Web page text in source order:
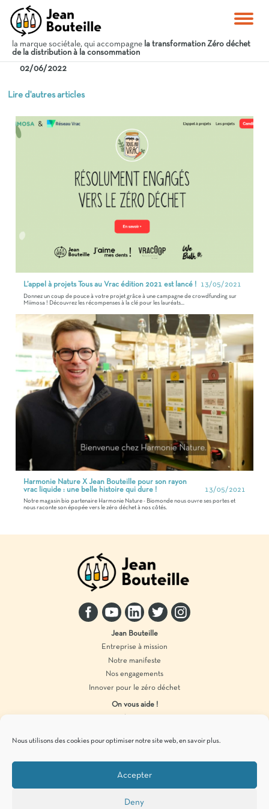
Nous utilisons des cookies pour optimiser notre site web, en savoir plus.
Accepter
Deny
la marque sociétale, qui accompagne la transformation Zéro déchet
de la distribution à la consommation
02/06/2022
Lire d'autres articles
L’appel à projets Tous au Vrac édition 2021 est lancé ! 13/05/2021
Donnez un coup de pouce à votre projet grâce à une campagne de crowdfunding sur
Miimosa ! Découvrez les récompenses à la clé pour les lauréats...
Harmonie Nature X Jean Bouteille pour son rayon
vrac liquide : une belle histoire qui dure !
13/05/2021
Notre magasin bio partenaire Harmonie Nature - Biomonde nous ouvre ses portes et
nous raconte son épopée vers le zéro déchet à nos côtés.
Jean Bouteille
Entreprise à mission
Notre manifeste
Nos engagements
Innover pour le zéro déchet
On vous aide !
Produits en vrac
Pour vous tenir informés de
zéro déchet, c’est par ici !